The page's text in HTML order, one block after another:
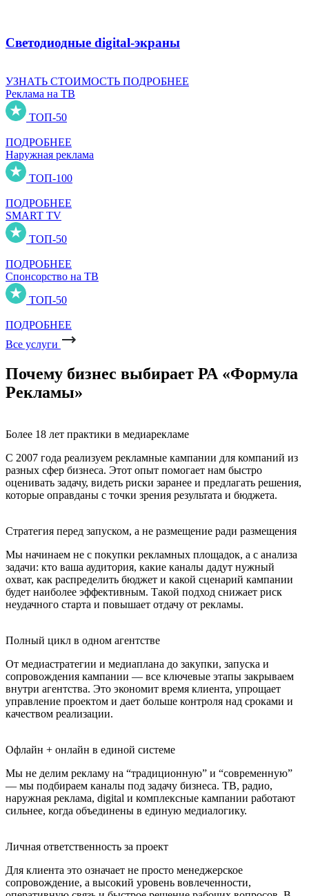
Светодиодные digital-экраны
УЗНАТЬ СТОИМОСТЬ ПОДРОБНЕЕ
Реклама на ТВ
ТОП-50
ПОДРОБНЕЕ
Наружная реклама
ТОП-100
ПОДРОБНЕЕ
SMART TV
ТОП-50
ПОДРОБНЕЕ
Спонсорство на ТВ
ТОП-50
ПОДРОБНЕЕ
Все услуги
Почему бизнес выбирает РА «Формула
Рекламы»
Более 18 лет практики в медиарекламе
С 2007 года реализуем рекламные кампании для компаний из
разных сфер бизнеса. Этот опыт помогает нам быстро
оценивать задачу, видеть риски заранее и предлагать решения,
которые оправданы с точки зрения результата и бюджета.
Стратегия перед запуском, а не размещение ради размещения
Мы начинаем не с покупки рекламных площадок, а с анализа
задачи: кто ваша аудитория, какие каналы дадут нужный
охват, как распределить бюджет и какой сценарий кампании
будет наиболее эффективным. Такой подход снижает риск
неудачного старта и повышает отдачу от рекламы.
Полный цикл в одном агентстве
От медиастратегии и медиаплана до закупки, запуска и
сопровождения кампании — все ключевые этапы закрываем
внутри агентства. Это экономит время клиента, упрощает
управление проектом и дает больше контроля над сроками и
качеством реализации.
Офлайн + онлайн в единой системе
Мы не делим рекламу на “традиционную” и “современную”
— мы подбираем каналы под задачу бизнеса. ТВ, радио,
наружная реклама, digital и комплексные кампании работают
сильнее, когда объединены в единую медиалогику.
Личная ответственность за проект
Для клиента это означает не просто менеджерское
сопровождение, а высокий уровень вовлеченности,